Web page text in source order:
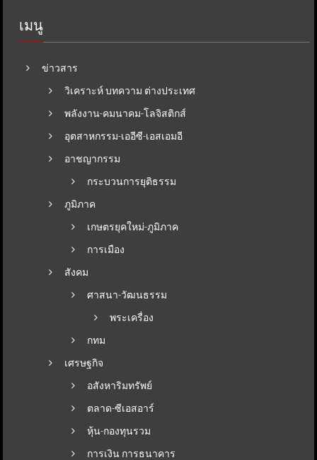
เมนู
ข่าวสาร
วิเคราะห์ บทความ ต่างประเทศ
พลังงาน-คมนาคม-โลจิสติกส์
อุตสาหกรรม-เออีซี-เอสเอมอี
อาชญากรรม
กระบวนการยุติธรรม
ภูมิภาค
เกษตรยุคใหม่-ภูมิภาค
การเมือง
สังคม
ศาสนา-วัฒนธรรม
พระเครื่อง
กทม
เศรษฐกิจ
อสังหาริมทรัพย์
ตลาด-ซีเอสอาร์
หุ้น-กองทุนรวม
การเงิน การธนาคาร